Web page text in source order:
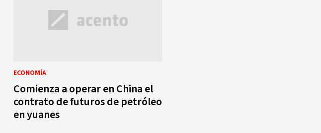
ECONOMÍA
Comienza a operar en China el
contrato de futuros de petróleo
en yuanes